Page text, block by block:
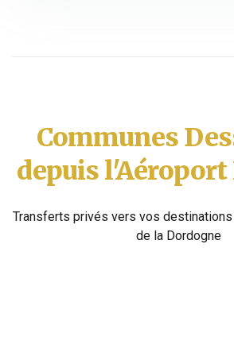
Communes
depuis
Transferts privés vers vos
de la Dordogne